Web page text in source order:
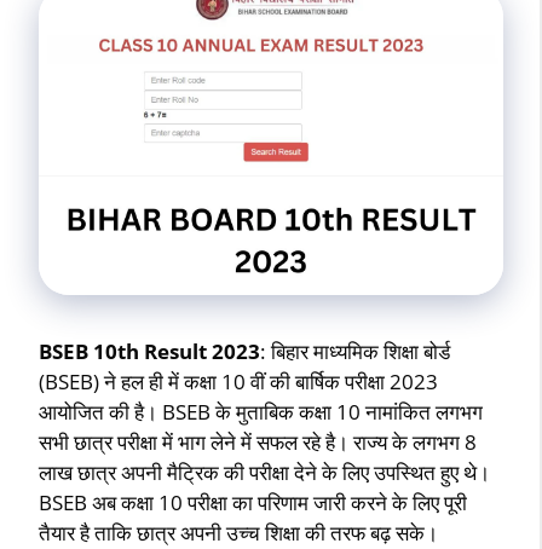
BSEB 10th Result 2023: बिहार माध्यमिक शिक्षा बोर्ड
(BSEB) ने हल ही में कक्षा 10 वीं की बार्षिक परीक्षा 2023
आयोजित की है। BSEB के मुताबिक कक्षा 10 नामांकित लगभग
सभी छात्र परीक्षा में भाग लेने में सफल रहे है। राज्य के लगभग 8
लाख छात्र अपनी मैट्रिक की परीक्षा देने के लिए उपस्थित हुए थे।
BSEB अब कक्षा 10 परीक्षा का परिणाम जारी करने के लिए पूरी
तैयार है ताकि छात्र अपनी उच्च शिक्षा की तरफ बढ़ सके।